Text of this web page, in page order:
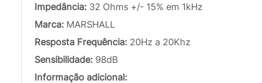
Impedância: 32 Ohms +/- 15% em 1kHz
Marca: MARSHALL
Resposta Frequência: 20Hz a 20Khz
Sensibilidade: 98dB
Informação adicional: